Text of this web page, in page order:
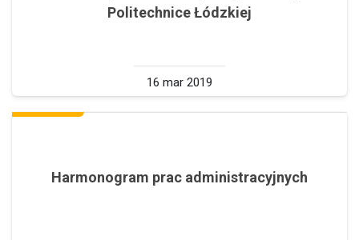
Politechnice Łódzkiej
16 mar 2019
Harmonogram prac administracyjnych